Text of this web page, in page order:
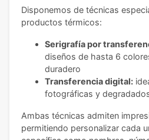
Disponemos de técnicas
productos térmicos:
Serigrafía por
diseños de hasta 6
duradero
Transferencia digital:
fotográficas y
Ambas técnicas admiten
permitiendo personalizar cada